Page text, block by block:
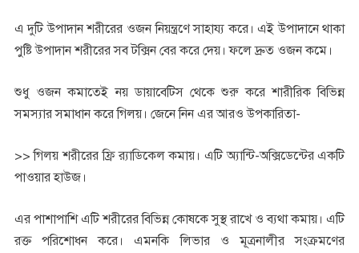
এ দুটি উপাদান শরীরের ওজন নিয়ন্ত্রণে সাহায্য করে। এই উপাদানে থাকা
পুষ্টি উপাদান শরীরের সব টক্সিন বের করে দেয়। ফলে দ্রুত ওজন কমে।
শুধু ওজন কমাতেই নয় ডায়াবেটিস থেকে শুরু করে শারীরিক বিভিন্ন
সমস্যার সমাধান করে গিলয়। জেনে নিন এর আরও উপকারিতা-
>> গিলয় শরীরের ফ্রি র‌্যাডিকেল কমায়। এটি অ্যান্টি-অক্সিডেন্টের একটি
পাওয়ার হাউজ।
এর পাশাপাশি এটি শরীরের বিভিন্ন কোষকে সুস্থ রাখে ও ব্যথা কমায়। এটি
রক্ত পরিশোধন করে। এমনকি লিভার ও মূত্রনালীর সংক্রমণের